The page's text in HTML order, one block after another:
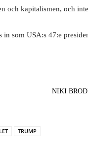
och kapitalismen, och
in som USA:s 47:e
NIKI
TRUMP